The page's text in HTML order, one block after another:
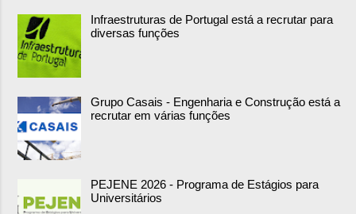
Infraestruturas de Portugal está a recrutar para
diversas funções
Grupo Casais - Engenharia e Construção está a
recrutar em várias funções
PEJENE 2026 - Programa de Estágios para
Universitários